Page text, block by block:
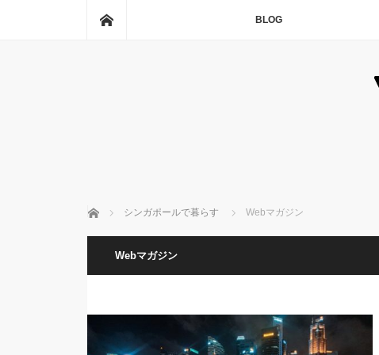
BLOG
ホーム シンガポールで暮らす Webマガジン
Webマガジン